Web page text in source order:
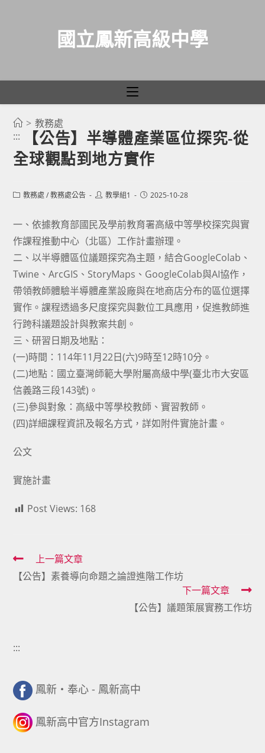
國立鳳新高級中學
> 教務處
:::
【公告】半導體產業區位探究-從
全球觀點到地方實作
Post教務處 / 教務處公告
Post教學組1
Post2025-10-28
一、依據教育部國民及學前教育署高級中等學校探究與實
作課程推動中心（北區）工作計畫辦理。
二、以半導體區位議題探究為主題，結合GoogleColab、
Twine、ArcGIS、StoryMaps、GoogleColab與AI協作，
帶領教師體驗半導體產業設廠與在地商店分布的區位選擇
實作。課程透過多尺度探究與數位工具應用，促進教師進
行跨科議題設計與教案共創。
三、研習日期及地點：
(一)時間：114年11月22日(六)9時至12時10分。
(二)地點：國立臺灣師範大學附屬高級中學(臺北市大安區
信義路三段143號)。
(三)參與對象：高級中等學校教師、實習教師。
(四)詳細課程資訊及報名方式，詳如附件實施計畫。
公文
實施計畫
Post Views: 168
Read
more
上一篇文章
【公告】素養導向命題之論證進階工作坊
下一篇文章
【公告】議題策展實務工作坊
:::
鳳新・奉心 - 鳳新高中
鳳新高中官方Instagram